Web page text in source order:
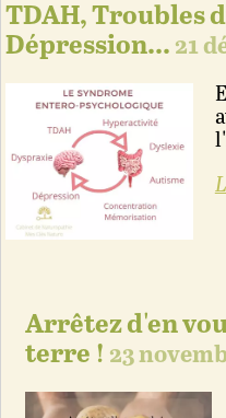
TDAH, Troubles
Dépression... 21
Arrêtez d'en
terre ! 23